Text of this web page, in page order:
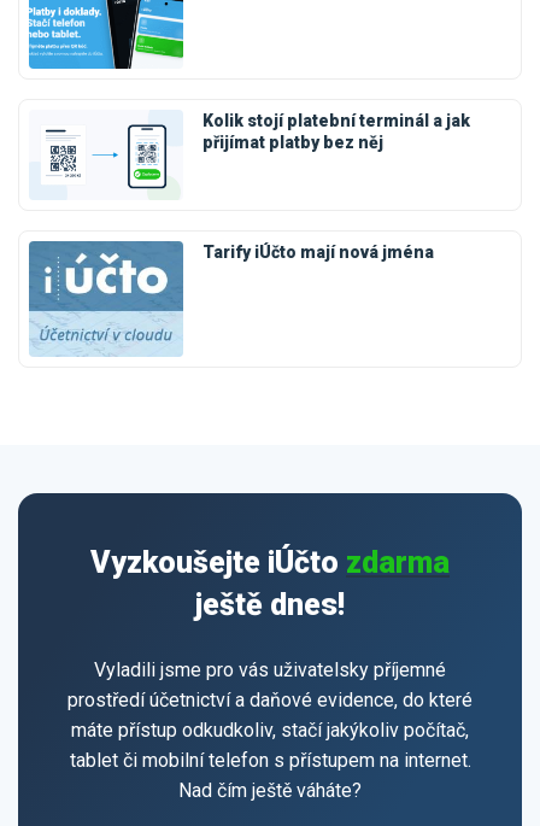
Kolik stojí platební terminál a jak
přijímat platby bez něj
Tarify iÚčto mají nová jména
Vyzkoušejte iÚčto zdarma
ještě dnes!
Vyladili jsme pro vás uživatelsky příjemné
prostředí účetnictví a daňové evidence, do které
máte přístup odkudkoliv, stačí jakýkoliv počítač,
tablet či mobilní telefon s přístupem na internet.
Nad čím ještě váháte?